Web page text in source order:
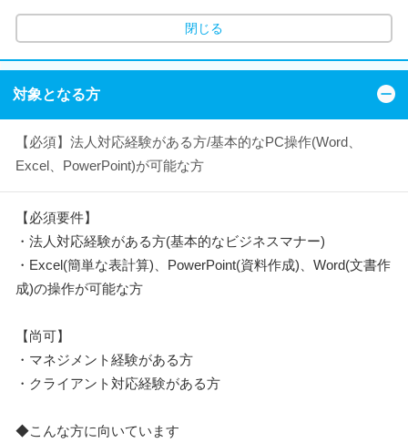
閉じる
対象となる方
【必須】法人対応経験がある方/基本的なPC操作(Word、
Excel、PowerPoint)が可能な方
【必須要件】
・法人対応経験がある方(基本的なビジネスマナー)
・Excel(簡単な表計算)、PowerPoint(資料作成)、Word(文書作
成)の操作が可能な方
【尚可】
・マネジメント経験がある方
・クライアント対応経験がある方
◆こんな方に向いています